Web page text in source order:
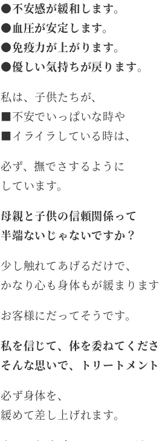
●不安感が緩和します。
●血圧が安定します。
●免疫力が上がります。
●優しい気持ちが戻ります。
私は、子供たちが、
■不安でいっぱいな時や
■イライラしている時は、
必ず、撫でさするように
しています。
母親と子供の信頼関係って
半端ないじゃないですか？
少し触れてあげるだけで、
かなり心も身体もが緩まりま
お客様にだってそうです。
私を信じて、体を委ねてくだ
そんな思いで、トリートメン
必ず身体を、
緩めて差し上げれます。